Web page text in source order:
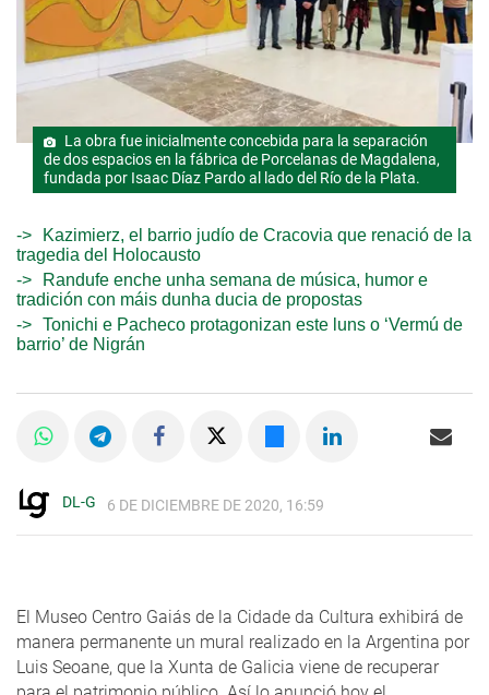
La obra fue inicialmente concebida para la separación
de dos espacios en la fábrica de Porcelanas de Magdalena,
fundada por Isaac Díaz Pardo al lado del Río de la Plata.
Kazimierz, el barrio judío de Cracovia que renació de la
tragedia del Holocausto
Randufe enche unha semana de música, humor e
tradición con máis dunha ducia de propostas
Tonichi e Pacheco protagonizan este luns o ‘Vermú de
barrio’ de Nigrán
DL-G 6 DE DICIEMBRE DE 2020, 16:59
El Museo Centro Gaiás de la Cidade da Cultura exhibirá de
manera permanente un mural realizado en la Argentina por
Luis Seoane, que la Xunta de Galicia viene de recuperar